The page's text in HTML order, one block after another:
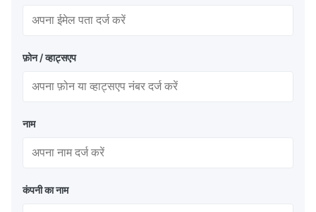
फ़ोन / व्हाट्सएप
नाम
कंपनी का नाम